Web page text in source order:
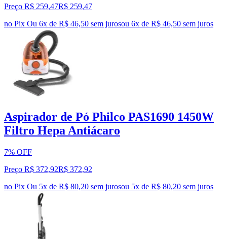
Preço R$ 259,47R$ 259,47
no Pix Ou 6x de R$ 46,50 sem jurosou 6x de R$ 46,50 sem juros
Aspirador de Pó Philco PAS1690 1450W
Filtro Hepa Antiácaro
7% OFF
Preço R$ 372,92R$ 372,92
no Pix Ou 5x de R$ 80,20 sem jurosou 5x de R$ 80,20 sem juros